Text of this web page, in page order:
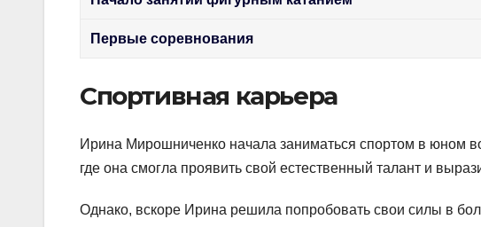
Первые соревнования
Спортивная карьера
Ирина Мирошниченко начала заниматься спортом в юном
где она смогла проявить свой естественный талант и
Однако, вскоре Ирина решила попробовать свои силы в